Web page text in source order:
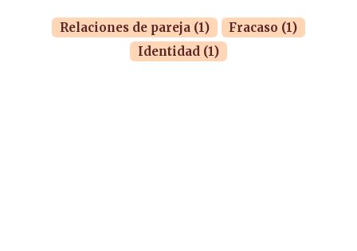
Relaciones de pareja (1)
Fracaso (1)
Identidad (1)